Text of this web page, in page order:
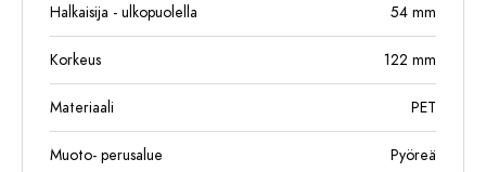
Halkaisija - ulkopuolella 54 mm
Korkeus 122 mm
Materiaali PET
Muoto- perusalue Pyöreä